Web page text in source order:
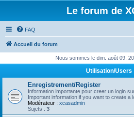
Le forum de
FAQ
Accueil du forum
Nous sommes le dim. août 09,
Utilisation/Users
Enregistrement/Register
Information importante pour creer un login
Important information if you want to create a
Modérateur : xcasadmin
Sujets : 3